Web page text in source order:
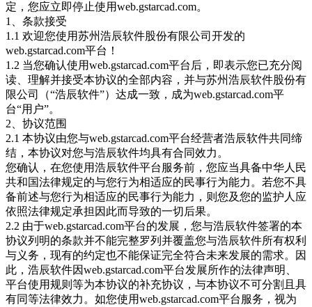
定，您应立即停止使用web.gstarcad.com。
1、条款接受
1.1 欢迎您使用苏州浩辰软件股份有限公司开发的
web.gstarcad.com平台！
1.2 当您确认使用web.gstarcad.com平台后，即表示您已充分阅
读、理解并接受本协议的全部内容，并与苏州浩辰软件股份有
限公司（“浩辰软件”）达成一致，成为web.gstarcad.com平
台“用户”。
2、协议范围
2.1 本协议由您与web.gstarcad.com平台经营者浩辰软件共同缔
结，本协议对您与浩辰软件均具有合同效力。
您确认，在您使用浩辰软件平台服务前，您应当具备中华人民
共和国法律规定的与您行为相适应的民事行为能力。若您不具
备前述与您行为相适应的民事行为能力，则您及您的监护人应
依照法律规定承担因此而导致的一切后果。
2.2 由于web.gstarcad.com平台的发展，您与浩辰软件签署的本
协议列明的条款并不能完整罗列并覆盖您与浩辰软件所有权利
与义务，现有的约定也不能保证完全符合未来发展的需求。因
此，浩辰软件因web.gstarcad.com平台发展所作的法律声明、
平台使用规则等为本协议的补充协议，与本协议不可分割且具
有同等法律效力。如您使用web.gstarcad.com平台服务，视为